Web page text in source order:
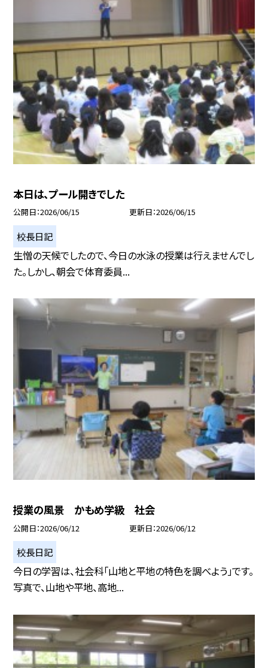
本日は、プール開きでした
公開日 2026/06/15 更新日 2026/06/15
校長日記
生憎の天候でしたので、今日の水泳の授業は行えませんでし
た。しかし、朝会で体育委員...
授業の風景 かもめ学級 社会
公開日 2026/06/12 更新日 2026/06/12
校長日記
今日の学習は、社会科「山地と平地の特色を調べよう」です。
写真で、山地や平地、高地...